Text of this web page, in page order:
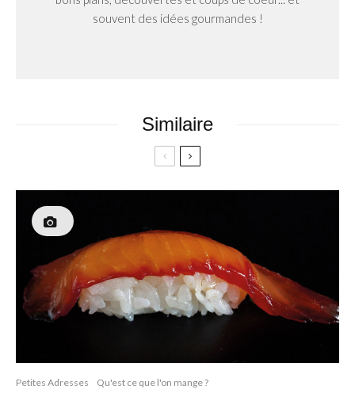
souvent des idées gourmandes !
Similaire
Petites Adresses Qu'est ce que l'on mange ?